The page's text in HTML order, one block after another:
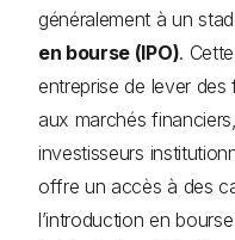
généralement à un
en bourse (IPO).
entreprise de lever des
aux marchés
investisseurs
offre un accès à des
l’introduction en